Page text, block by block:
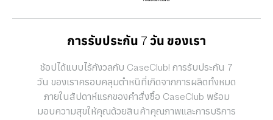
การรับประกัน 7 วัน ของเรา
ช้อปได้แบบไร้กังวลกับ CaseClub! การรับประกัน 7
วัน ของเราครอบคลุมตำหนิที่เกิดจากการผลิตทั้งหมด
ภายในสัปดาห์แรกของคำสั่งซื้อ CaseClub พร้อม
มอบความสุขให้คุณด้วยสินค้าคุณภาพและการบริการ